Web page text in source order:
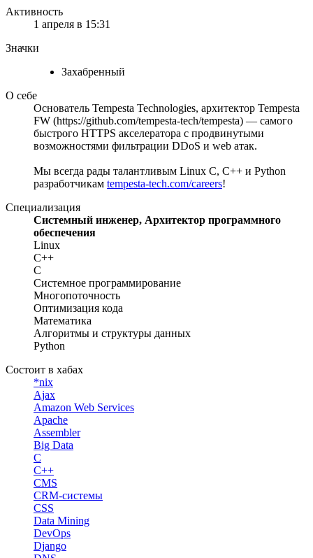
Активность
1 апреля в 15:31
Значки
Захабренный
О себе
Основатель Tempesta Technologies, архитектор Tempesta
FW (https://github.com/tempesta-tech/tempesta) — самого
быстрого HTTPS акселератора с продвинутыми
возможностями фильтрации DDoS и web атак.
Мы всегда рады талантливым Linux С, C++ и Python
разработчикам tempesta-tech.com/careers!
Специализация
Системный инженер, Архитектор программного
обеспечения
Linux
C++
C
Системное программирование
Многопоточность
Оптимизация кода
Математика
Алгоритмы и структуры данных
Python
Состоит в хабах
*nix
Ajax
Amazon Web Services
Apache
Assembler
Big Data
C
C++
CMS
CRM-системы
CSS
Data Mining
DevOps
Django